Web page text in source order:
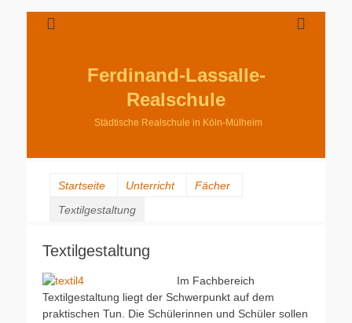
Ferdinand-Lassalle-
Realschule
Städtische Realschule in Köln-Mülheim
Startseite Unterricht
Fächer
Textilgestaltung
Textilgestaltung
Im Fachbereich
Textilgestaltung liegt der Schwerpunkt auf dem
praktischen Tun. Die Schülerinnen und Schüler sollen